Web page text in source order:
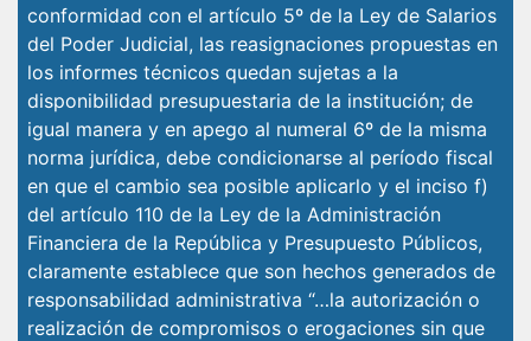
conformidad con el artículo 5º de la Ley de Salarios
del Poder Judicial, las reasignaciones propuestas en
los informes técnicos quedan sujetas a la
disponibilidad presupuestaria de la institución; de
igual manera y en apego al numeral 6º de la misma
norma jurídica, debe condicionarse al período fiscal
en que el cambio sea posible aplicarlo y el inciso f)
del artículo 110 de la Ley de la Administración
Financiera de la República y Presupuesto Públicos,
claramente establece que son hechos generados de
responsabilidad administrativa “…la autorización o
realización de compromisos o erogaciones sin que